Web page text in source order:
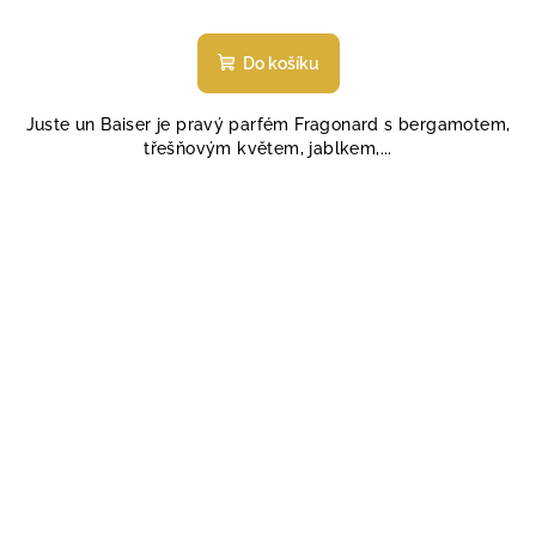
hodnocení
produktu
z
5
Do košíku
Juste un Baiser je pravý parfém Fragonard s bergamotem,
třešňovým květem, jablkem,...